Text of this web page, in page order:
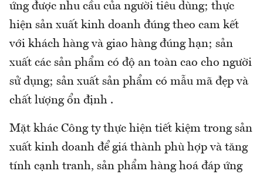
ứng được nhu cầu của người tiêu dùng; thực
hiện sản xuất kinh doanh đúng theo cam kết
với khách hàng và giao hàng đúng hạn; sản
xuất các sản phẩm có độ an toàn cao cho người
sử dụng; sản xuất sản phẩm có mẫu mã đẹp và
chất lượng ổn định .
Mặt khác Công ty thực hiện tiết kiệm trong sản
xuất kinh doanh để giá thành phù hợp và tăng
tính cạnh tranh, sản phẩm hàng hoá đáp ứng